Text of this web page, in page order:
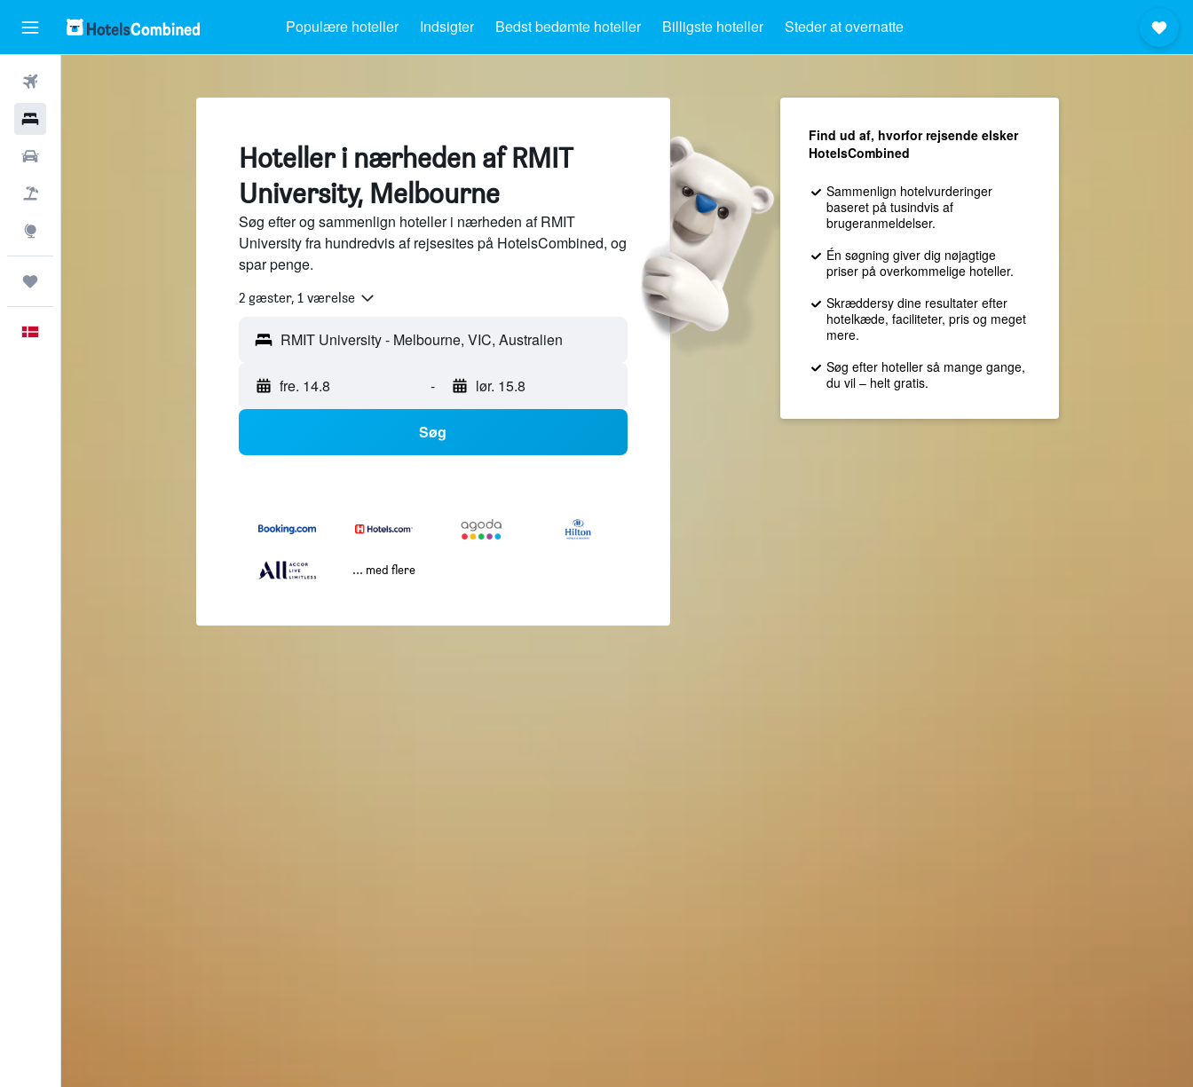
Populære hoteller Indsigter Bedst bedømte hoteller Billigste hoteller Steder at overnatte
Hoteller i nærheden af RMIT
University, Melbourne
Søg efter og sammenlign hoteller i nærheden af RMIT
University fra hundredvis af rejsesites på HotelsCombined, og
spar penge.
2 gæster, 1 værelse
fre. 14.8 - lør. 15.8
Søg
... med flere
Find ud af, hvorfor rejsende elsker
HotelsCombined
Sammenlign hotelvurderinger
baseret på tusindvis af
brugeranmeldelser.
Én søgning giver dig nøjagtige
priser på overkommelige hoteller.
Skræddersy dine resultater efter
hotelkæde, faciliteter, pris og meget
mere.
Søg efter hoteller så mange gange,
du vil – helt gratis.